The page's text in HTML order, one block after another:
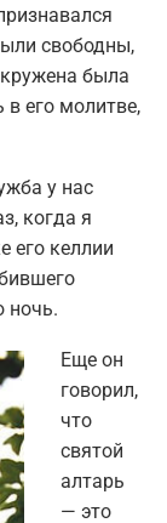
свободны,
была
его молитве,
у нас
когда я
его келлии
ночь.
Еще он
говорил,
что
святой
алтарь
— это